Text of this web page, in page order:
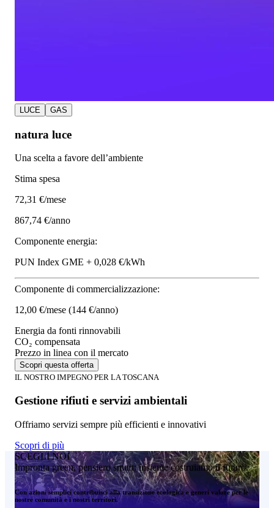
LUCE GAS
natura luce
Una scelta a favore dell’ambiente
Stima spesa
72,31 €/mese
867,74 €/anno
Componente energia:
PUN Index GME + 0,028 €/kWh
Componente di commercializzazione:
12,00 €/mese (144 €/anno)
Energia da fonti rinnovabili
CO₂ compensata
Prezzo in linea con il mercato
Scopri questa offerta
IL NOSTRO IMPEGNO PER LA TOSCANA
Gestione rifiuti e servizi ambientali
Offriamo servizi sempre più efficienti e innovativi
Scopri di più
SCEGLI NOI
Impronta green, pensiero smart: insieme costruiamo il futuro.
Con azioni semplici contribuisci alla transizione ecologica e generi valore per le
nostre comunità e i nostri territori.